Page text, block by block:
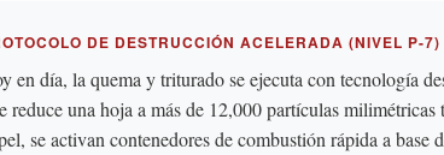
DE DESTRUCCIÓN ACELERADA (NIVEL P-7)
en día, la quema y triturado se ejecuta con tecnología
reduce una hoja a más de 12,000 partículas
se activan contenedores de combustión rápida a base